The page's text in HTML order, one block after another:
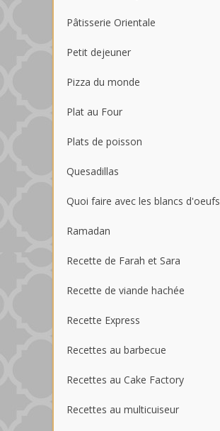
Pâtisserie Orientale
Petit dejeuner
Pizza du monde
Plat au Four
Plats de poisson
Quesadillas
Quoi faire avec les blancs d'oeufs
Ramadan
Recette de Farah et Sara
Recette de viande hachée
Recette Express
Recettes au barbecue
Recettes au Cake Factory
Recettes au multicuiseur